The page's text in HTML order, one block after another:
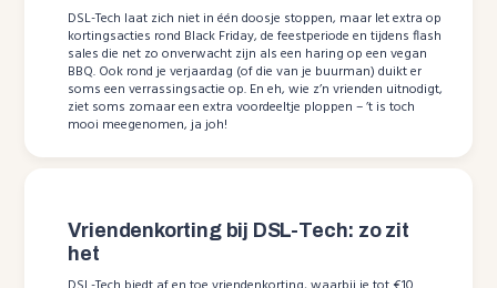
DSL-Tech laat zich niet in één doosje stoppen, maar let extra op
kortingsacties rond Black Friday, de feestperiode en tijdens flash
sales die net zo onverwacht zijn als een haring op een vegan
BBQ. Ook rond je verjaardag (of die van je buurman) duikt er
soms een verrassingsactie op. En eh, wie z’n vrienden uitnodigt,
ziet soms zomaar een extra voordeeltje ploppen – ’t is toch
mooi meegenomen, ja joh!
Vriendenkorting bij DSL-Tech: zo zit
het